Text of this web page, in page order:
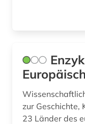
japan (1)
japanologie (1)
zur Geschichte,
23 Länder des